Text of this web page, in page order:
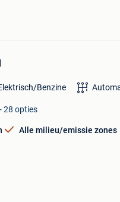
Benzine
28 opties
Alle milieu/emissie zones